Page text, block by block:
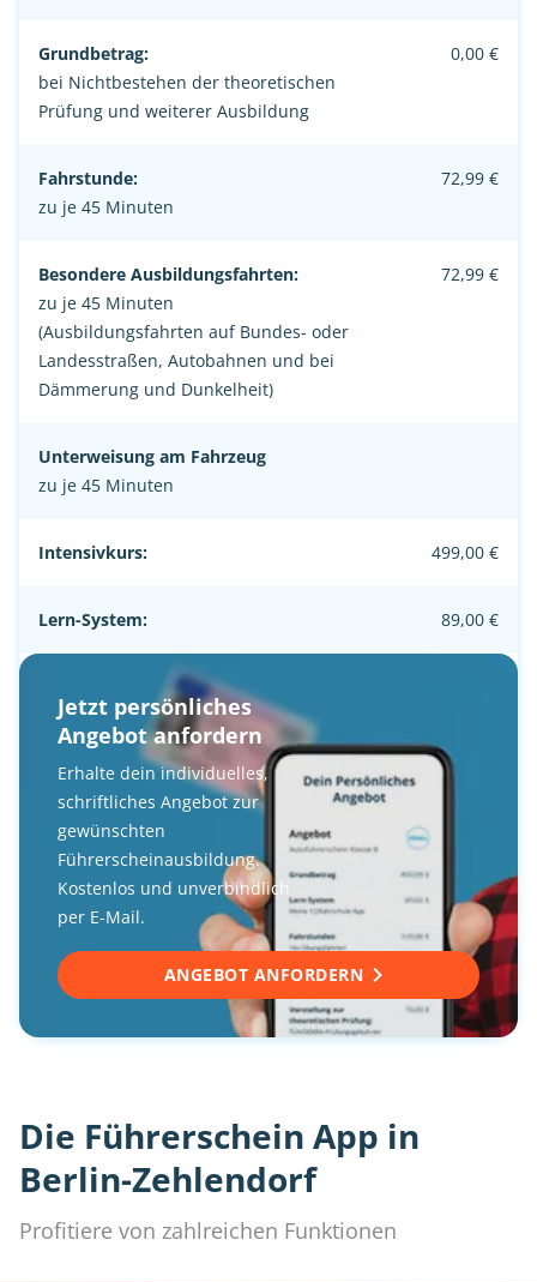
Grundbetrag:
bei Nichtbestehen der theoretischen
Prüfung und weiterer Ausbildung
0,00 €
Fahrstunde:
zu je 45 Minuten
72,99 €
Besondere Ausbildungsfahrten:
zu je 45 Minuten
(Ausbildungsfahrten auf Bundes- oder
Landesstraßen, Autobahnen und bei
Dämmerung und Dunkelheit)
72,99 €
Unterweisung am Fahrzeug
zu je 45 Minuten
Intensivkurs: 499,00 €
Lern-System: 89,00 €
Jetzt persönliches
Angebot anfordern
Erhalte dein individuelles,
schriftliches Angebot zur
gewünschten
Führerscheinausbildung.
Kostenlos und unverbindlich
per E-Mail.
ANGEBOT ANFORDERN
Die Führerschein App in
Berlin-Zehlendorf
Profitiere von zahlreichen Funktionen